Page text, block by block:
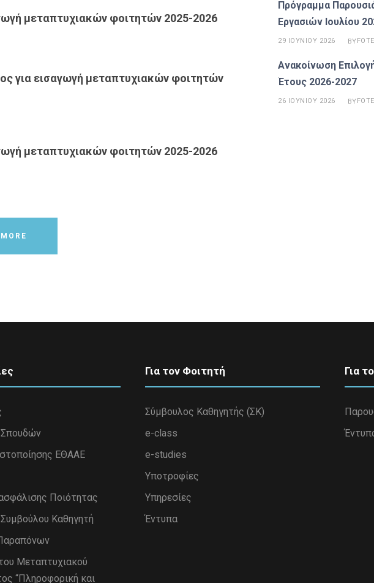
μεταπτυχιακών φοιτητών 2025-2026
για εισαγωγή μεταπτυχιακών φοιτητών
μεταπτυχιακών φοιτητών 2025-2026
Πρόγραμμα
Εργασιών Ιουλίου
29 ΙΟΥΝΊΟΥ 2026 BY
Ανακοίνωση
Έτους 2026-2027
26 ΙΟΥΝΊΟΥ 2026 BY
Σπουδών
ΕΘΑΑΕ
Ποιότητας
Καθηγητή
Μεταπτυχιακού
“Πληροφορική και
Για τον Φοιτητή
Σύμβουλος Καθηγητής (ΣΚ)
e-class
e-studies
Υποτροφίες
Υπηρεσίες
Έντυπα
Για